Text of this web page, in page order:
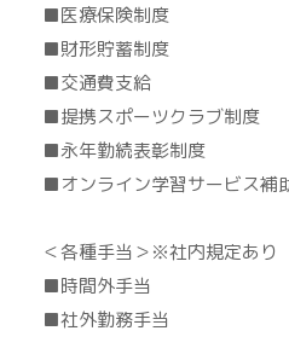
■医療保険制度
■財形貯蓄制度
■交通費支給
■提携スポーツクラブ制度
■永年勤続表彰制度
■オンライン学習サービス補
＜各種手当＞※社内規定あり
■時間外手当
■社外勤務手当